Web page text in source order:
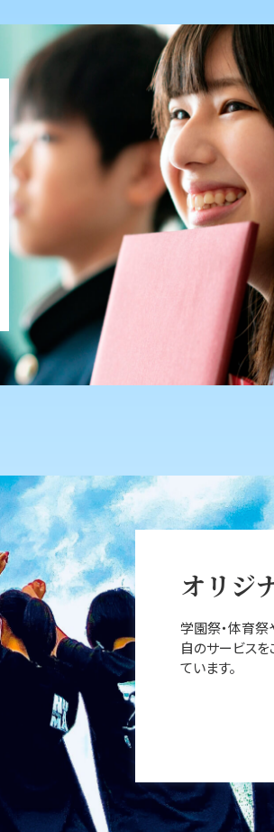
オリジ
学園祭‧体育祭
⾃のサービス
ています。